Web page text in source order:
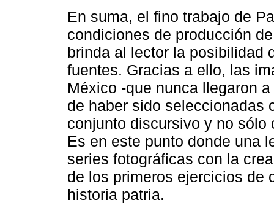
En suma, el fino trabajo de
condiciones de producción
brinda al lector la posibilidad
fuentes. Gracias a ello, las
México -que nunca llegaron
de haber sido seleccionadas
conjunto discursivo y no
Es en este punto donde una
series fotográficas con la
de los primeros ejercicios de
historia patria.